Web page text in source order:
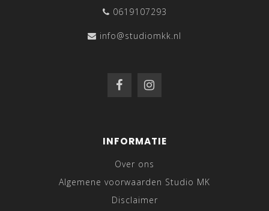
0619107293
info@studiomkk.nl
INFORMATIE
Over ons
Algemene voorwaarden Studio MK
Disclaimer